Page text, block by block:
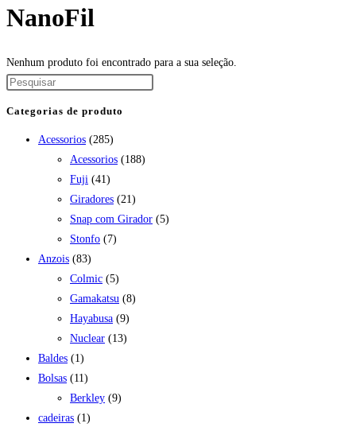
NanoFil
Nenhum produto foi encontrado para a sua seleção.
Categorias de produto
Acessorios (285)
Acessorios (188)
Fuji (41)
Giradores (21)
Snap com Girador (5)
Stonfo (7)
Anzois (83)
Colmic (5)
Gamakatsu (8)
Hayabusa (9)
Nuclear (13)
Baldes (1)
Bolsas (11)
Berkley (9)
cadeiras (1)